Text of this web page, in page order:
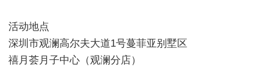
活动地点
深圳市观澜高尔夫大道1号蔓菲亚别墅区
禧月荟月子中心（观澜分店）